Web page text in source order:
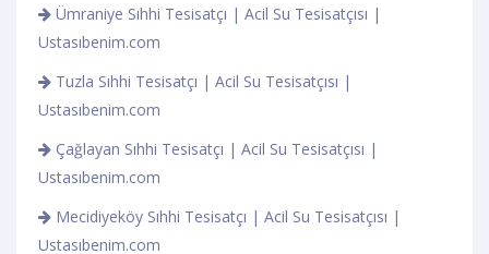
Ümraniye Sıhhi Tesisatçı | Acil Su Tesisatçısı |
Ustasıbenim.com
Tuzla Sıhhi Tesisatçı | Acil Su Tesisatçısı |
Ustasıbenim.com
Çağlayan Sıhhi Tesisatçı | Acil Su Tesisatçısı |
Ustasıbenim.com
Mecidiyeköy Sıhhi Tesisatçı | Acil Su Tesisatçısı |
Ustasıbenim.com